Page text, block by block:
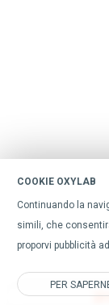
COOKIE OXYLAB
Continuando la
simili, che
proporvi pubblicità
PER